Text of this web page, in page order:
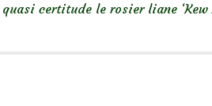
certitude le rosier liane ‘Kew